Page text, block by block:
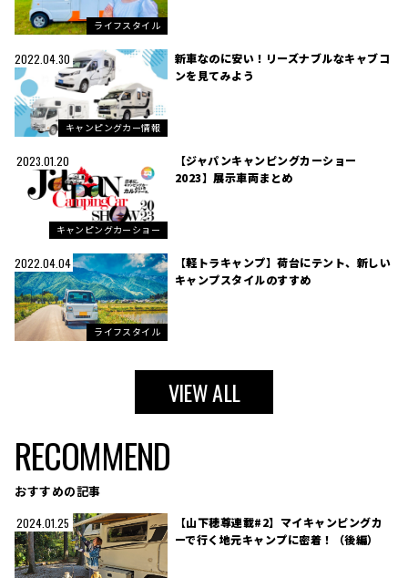
ライフスタイル
2022.04.30
キャンピングカー情報
新車なのに安い！リーズナブルなキャブコ
ンを見てみよう
2023.01.20
キャンピングカーショー
【ジャパンキャンピングカーショー
2023】展示車両まとめ
2022.04.04
ライフスタイル
【軽トラキャンプ】荷台にテント、新しい
キャンプスタイルのすすめ
VIEW ALL
RECOMMEND
おすすめの記事
2024.01.25
【山下穂尊連載#2】マイキャンピングカ
ーで行く地元キャンプに密着！（後編）